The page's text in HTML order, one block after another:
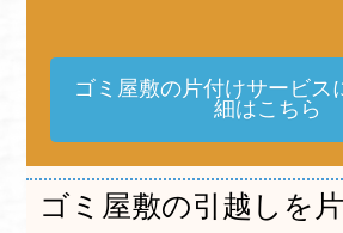
ゴミ屋敷の片付けサービス
細はこちら
ゴミ屋敷の引越しを